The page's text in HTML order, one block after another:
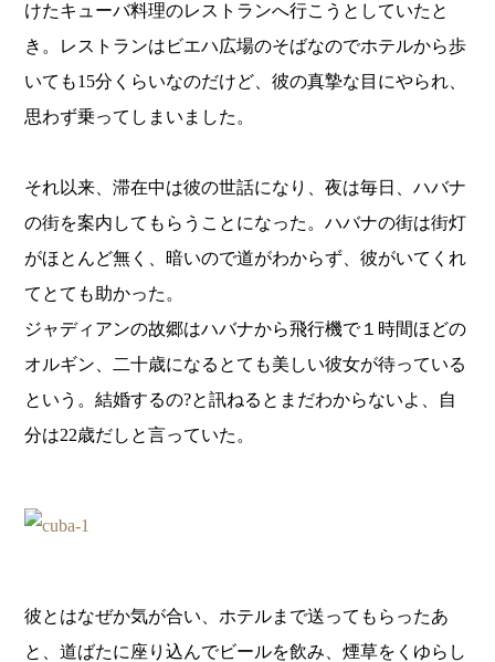
けたキューバ料理のレストランへ行こうとしていたと
き。レストランはビエハ広場のそばなのでホテルから歩
いても15分くらいなのだけど、彼の真摯な目にやられ、
思わず乗ってしまいました。
それ以来、滞在中は彼の世話になり、夜は毎日、ハバナ
の街を案内してもらうことになった。ハバナの街は街灯
がほとんど無く、暗いので道がわからず、彼がいてくれ
てとても助かった。
ジャディアンの故郷はハバナから飛行機で１時間ほどの
オルギン、二十歳になるとても美しい彼女が待っている
という。結婚するの?と訊ねるとまだわからないよ、自
分は22歳だしと言っていた。
彼とはなぜか気が合い、ホテルまで送ってもらったあ
と、道ばたに座り込んでビールを飲み、煙草をくゆらし